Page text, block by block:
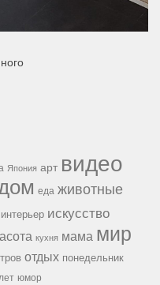
Япония арт видео
еда животные
интерьер искусство
кухня мама мир
отдых понедельник
юмор